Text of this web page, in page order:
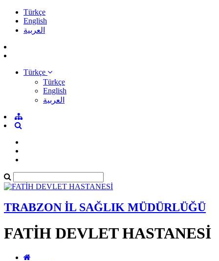
Türkçe
English
العربية
Türkçe
Türkçe
English
العربية
TRABZON İL SAĞLIK MÜDÜRLÜĞÜ
FATİH DEVLET HASTANESİ